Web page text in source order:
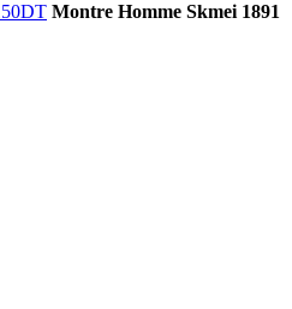
Montre Homme Skmei 1891